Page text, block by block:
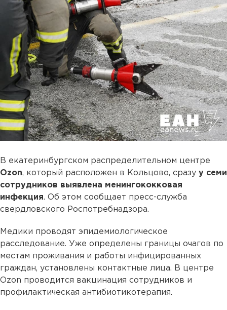
В екатеринбургском распределительном центре
Ozon, который расположен в Кольцово, сразу у семи
сотрудников выявлена менингококковая
инфекция. Об этом сообщает пресс-служба
свердловского Роспотребнадзора.
Медики проводят эпидемиологическое
расследование. Уже определены границы очагов по
местам проживания и работы инфицированных
граждан, установлены контактные лица. В центре
Ozon проводится вакцинация сотрудников и
профилактическая антибиотикотерапия.